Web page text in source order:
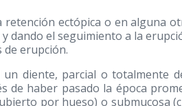
ectópica o en alguna
dando el seguimiento a la
erupción.
diente, parcial o totalmente
de haber pasado la época
por hueso) o submucosa